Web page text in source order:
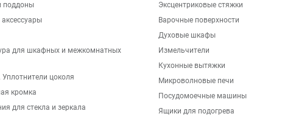
поддоны
для шкафных и межкомнатных
Уплотнители цоколя
кромка
для стекла и зеркала
Эксцентриковые стяжки
Варочные поверхности
Духовые шкафы
Измельчители
Кухонные вытяжки
Микроволновые печи
Посудомоечные машины
Ящики для подогрева